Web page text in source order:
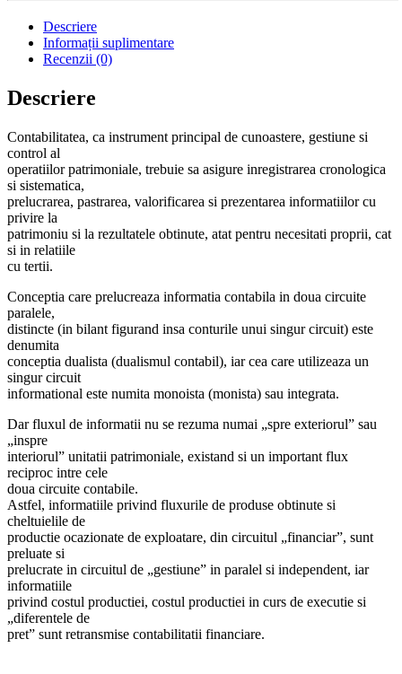
Descriere
Informații suplimentare
Recenzii (0)
Descriere
Contabilitatea, ca instrument principal de cunoastere, gestiune si
control al
operatiilor patrimoniale, trebuie sa asigure inregistrarea cronologica
si sistematica,
prelucrarea, pastrarea, valorificarea si prezentarea informatiilor cu
privire la
patrimoniu si la rezultatele obtinute, atat pentru necesitati proprii, cat
si in relatiile
cu tertii.
Conceptia care prelucreaza informatia contabila in doua circuite
paralele,
distincte (in bilant figurand insa conturile unui singur circuit) este
denumita
conceptia dualista (dualismul contabil), iar cea care utilizeaza un
singur circuit
informational este numita monoista (monista) sau integrata.
Dar fluxul de informatii nu se rezuma numai „spre exteriorul” sau
„inspre
interiorul” unitatii patrimoniale, existand si un important flux
reciproc intre cele
doua circuite contabile.
Astfel, informatiile privind fluxurile de produse obtinute si
cheltuielile de
productie ocazionate de exploatare, din circuitul „financiar”, sunt
preluate si
prelucrate in circuitul de „gestiune” in paralel si independent, iar
informatiile
privind costul productiei, costul productiei in curs de executie si
„diferentele de
pret” sunt retransmise contabilitatii financiare.